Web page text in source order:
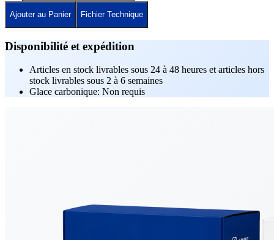
Ajouter au Panier Fichier Technique
Disponibilité et expédition
Articles en stock livrables sous 24 à 48 heures et articles hors
stock livrables sous 2 à 6 semaines
Glace carbonique: Non requis